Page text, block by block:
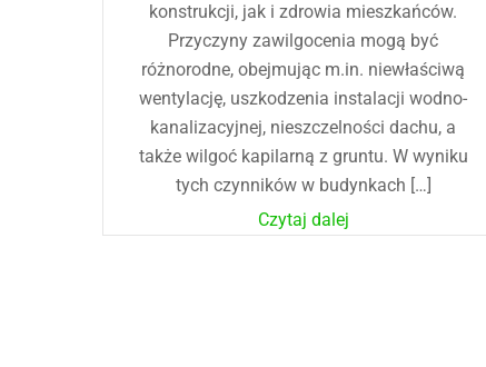
konstrukcji, jak i zdrowia mieszkańców.
Przyczyny zawilgocenia mogą być
różnorodne, obejmując m.in. niewłaściwą
wentylację, uszkodzenia instalacji wodno-
kanalizacyjnej, nieszczelności dachu, a
także wilgoć kapilarną z gruntu. W wyniku
tych czynników w budynkach […]
Czytaj dalej